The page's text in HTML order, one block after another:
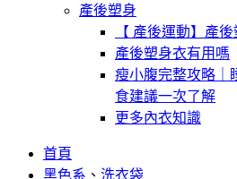
產後塑身
【 產後運動】產
產後塑身衣有用嗎
瘦小腹完整攻略｜
食建議一次了解
更多內衣知識
首頁
黑色系 、 洗衣袋